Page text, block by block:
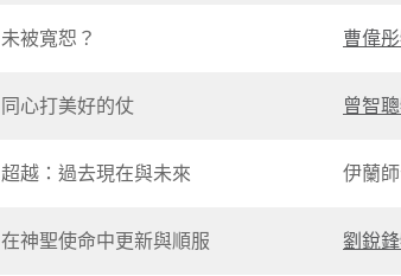
未被寬恕？ 曹偉
同心打美好的仗 曾智
超越：過去現在與未來 伊蘭
在神聖使命中更新與順服 劉銳